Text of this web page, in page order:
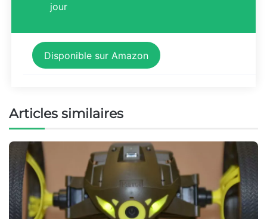
jour
Disponible sur Amazon
Articles similaires